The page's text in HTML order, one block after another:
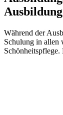
Während der
Schulung in allen